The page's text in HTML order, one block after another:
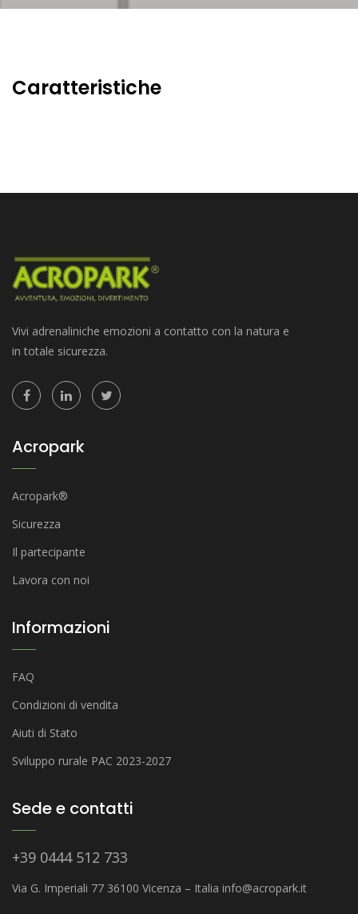
Caratteristiche
Vivi adrenaliniche emozioni a contatto con la natura e
in totale sicurezza.
Acropark
Acropark®
Sicurezza
Il partecipante
Lavora con noi
Informazioni
FAQ
Condizioni di vendita
Aiuti di Stato
Sviluppo rurale PAC 2023-2027
Sede e contatti
+39 0444 512 733
Via G. Imperiali 77 36100 Vicenza – Italia info@acropark.it